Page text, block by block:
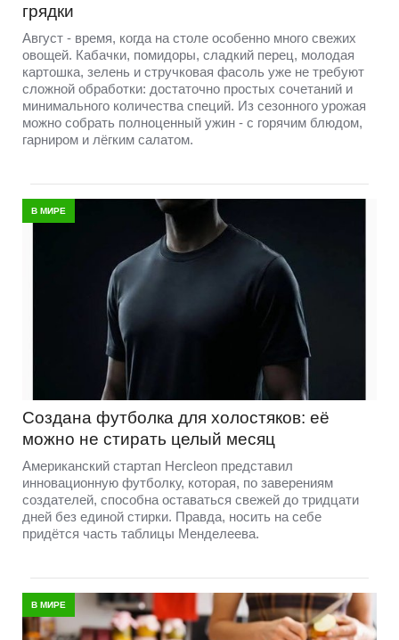
грядки
Август - время, когда на столе особенно много свежих
овощей. Кабачки, помидоры, сладкий перец, молодая
картошка, зелень и стручковая фасоль уже не требуют
сложной обработки: достаточно простых сочетаний и
минимального количества специй. Из сезонного урожая
можно собрать полноценный ужин - с горячим блюдом,
гарниром и лёгким салатом.
В МИРЕ
Создана футболка для холостяков: её
можно не стирать целый месяц
Американский стартап Hercleon представил
инновационную футболку, которая, по заверениям
создателей, способна оставаться свежей до тридцати
дней без единой стирки. Правда, носить на себе
придётся часть таблицы Менделеева.
В МИРЕ